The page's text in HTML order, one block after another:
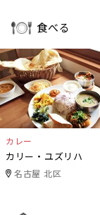
食べる
カレー
カリー・ユズリハ
名古屋 北区